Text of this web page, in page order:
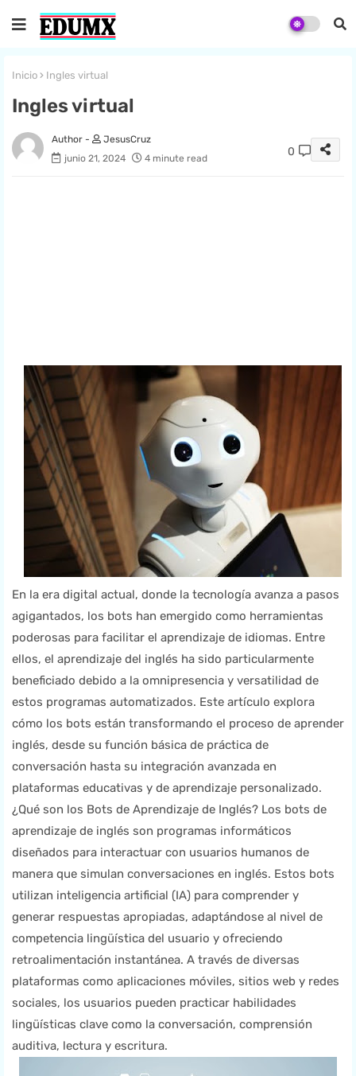
Inicio Ingles virtual
Ingles virtual
JesusCruz
junio 21, 2024
4 minute read
0
En la era digital actual, donde la tecnología avanza a pasos
agigantados, los bots han emergido como herramientas
poderosas para facilitar el aprendizaje de idiomas. Entre
ellos, el aprendizaje del inglés ha sido particularmente
beneficiado debido a la omnipresencia y versatilidad de
estos programas automatizados. Este artículo explora
cómo los bots están transformando el proceso de aprender
inglés, desde su función básica de práctica de
conversación hasta su integración avanzada en
plataformas educativas y de aprendizaje personalizado.
¿Qué son los Bots de Aprendizaje de Inglés? Los bots de
aprendizaje de inglés son programas informáticos
diseñados para interactuar con usuarios humanos de
manera que simulan conversaciones en inglés. Estos bots
utilizan inteligencia artificial (IA) para comprender y
generar respuestas apropiadas, adaptándose al nivel de
competencia lingüística del usuario y ofreciendo
retroalimentación instantánea. A través de diversas
plataformas como aplicaciones móviles, sitios web y redes
sociales, los usuarios pueden practicar habilidades
lingüísticas clave como la conversación, comprensión
auditiva, lectura y escritura.